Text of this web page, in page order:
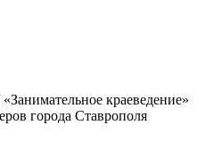
«Занимательное краеведение»
города Ставрополя